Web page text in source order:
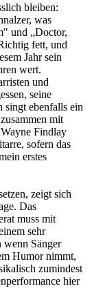
bleiben:
was
und „Doctor,
fett, und
Jahr sein
wert.
und
seine
singt ebenfalls ein
mit
Findlay
sofern das
erstes
zeigt sich
Das
muss mit
sehr
wenn Sänger
Humor nimmt,
zumindest
hier